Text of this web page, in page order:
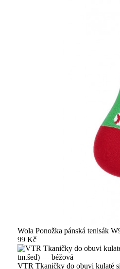
Wola Ponožka pánská tenisák
99 Kč
VTR Tkaničky do obuvi kulaté